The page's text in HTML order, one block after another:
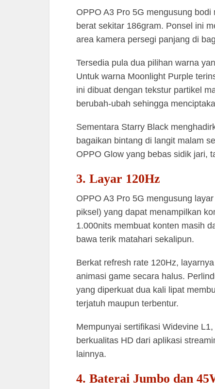
OPPO A3 Pro 5G mengusung
berat sekitar 186gram. Ponsel ini
area kamera persegi panjang di
Tersedia pula dua pilihan warna
Untuk warna Moonlight Purple
ini dibuat dengan tekstur partikel
berubah-ubah sehingga
Sementara Starry Black
bagaikan bintang di langit malam
OPPO Glow yang bebas sidik jari,
3. Layar 120Hz
OPPO A3 Pro 5G mengusung
piksel) yang dapat menampilkan
1.000nits membuat konten masih
bawa terik matahari sekalipun.
Berkat refresh rate 120Hz,
animasi game secara halus.
yang diperkuat dua kali lipat
terjatuh maupun terbentur.
Mempunyai sertifikasi Widevine
berkualitas HD dari aplikasi
lainnya.
4. Baterai Jumbo dan